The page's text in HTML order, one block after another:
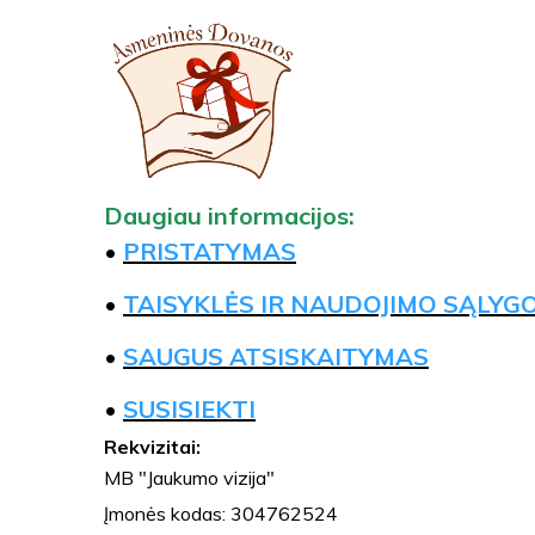
Daugiau informacijos:
• PRISTATYMAS
• TAISYKLĖS IR NAUDOJIMO
• SAUGUS ATSISKAITYMAS
• SUSISIEKTI
Rekvizitai:
MB "Jaukumo vizija"
Įmonės kodas: 304762524